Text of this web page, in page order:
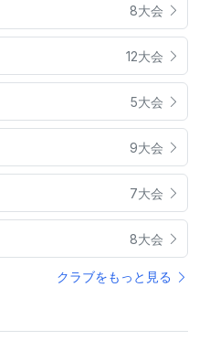
8大会
12大会
5大会
9大会
7大会
8大会
クラブをもっと見る